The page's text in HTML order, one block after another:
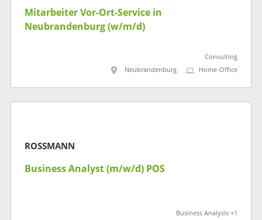
Mitarbeiter Vor-Ort-Service in
Neubrandenburg (w/m/d)
Consulting
Neubrandenburg
Home-Office
ROSSMANN
Business Analyst (m/w/d) POS
Business Analysis +1